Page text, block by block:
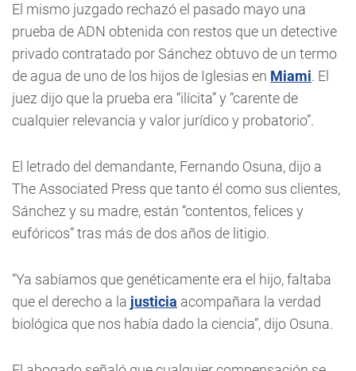
El mismo juzgado rechazó el pasado mayo una
prueba de ADN obtenida con restos que un detective
privado contratado por Sánchez obtuvo de un termo
de agua de uno de los hijos de Iglesias en Miami. El
juez dijo que la prueba era “ilícita” y “carente de
cualquier relevancia y valor jurídico y probatorio”.
El letrado del demandante, Fernando Osuna, dijo a
The Associated Press que tanto él como sus clientes,
Sánchez y su madre, están “contentos, felices y
eufóricos” tras más de dos años de litigio.
“Ya sabíamos que genéticamente era el hijo, faltaba
que el derecho a la justicia acompañara la verdad
biológica que nos había dado la ciencia”, dijo Osuna.